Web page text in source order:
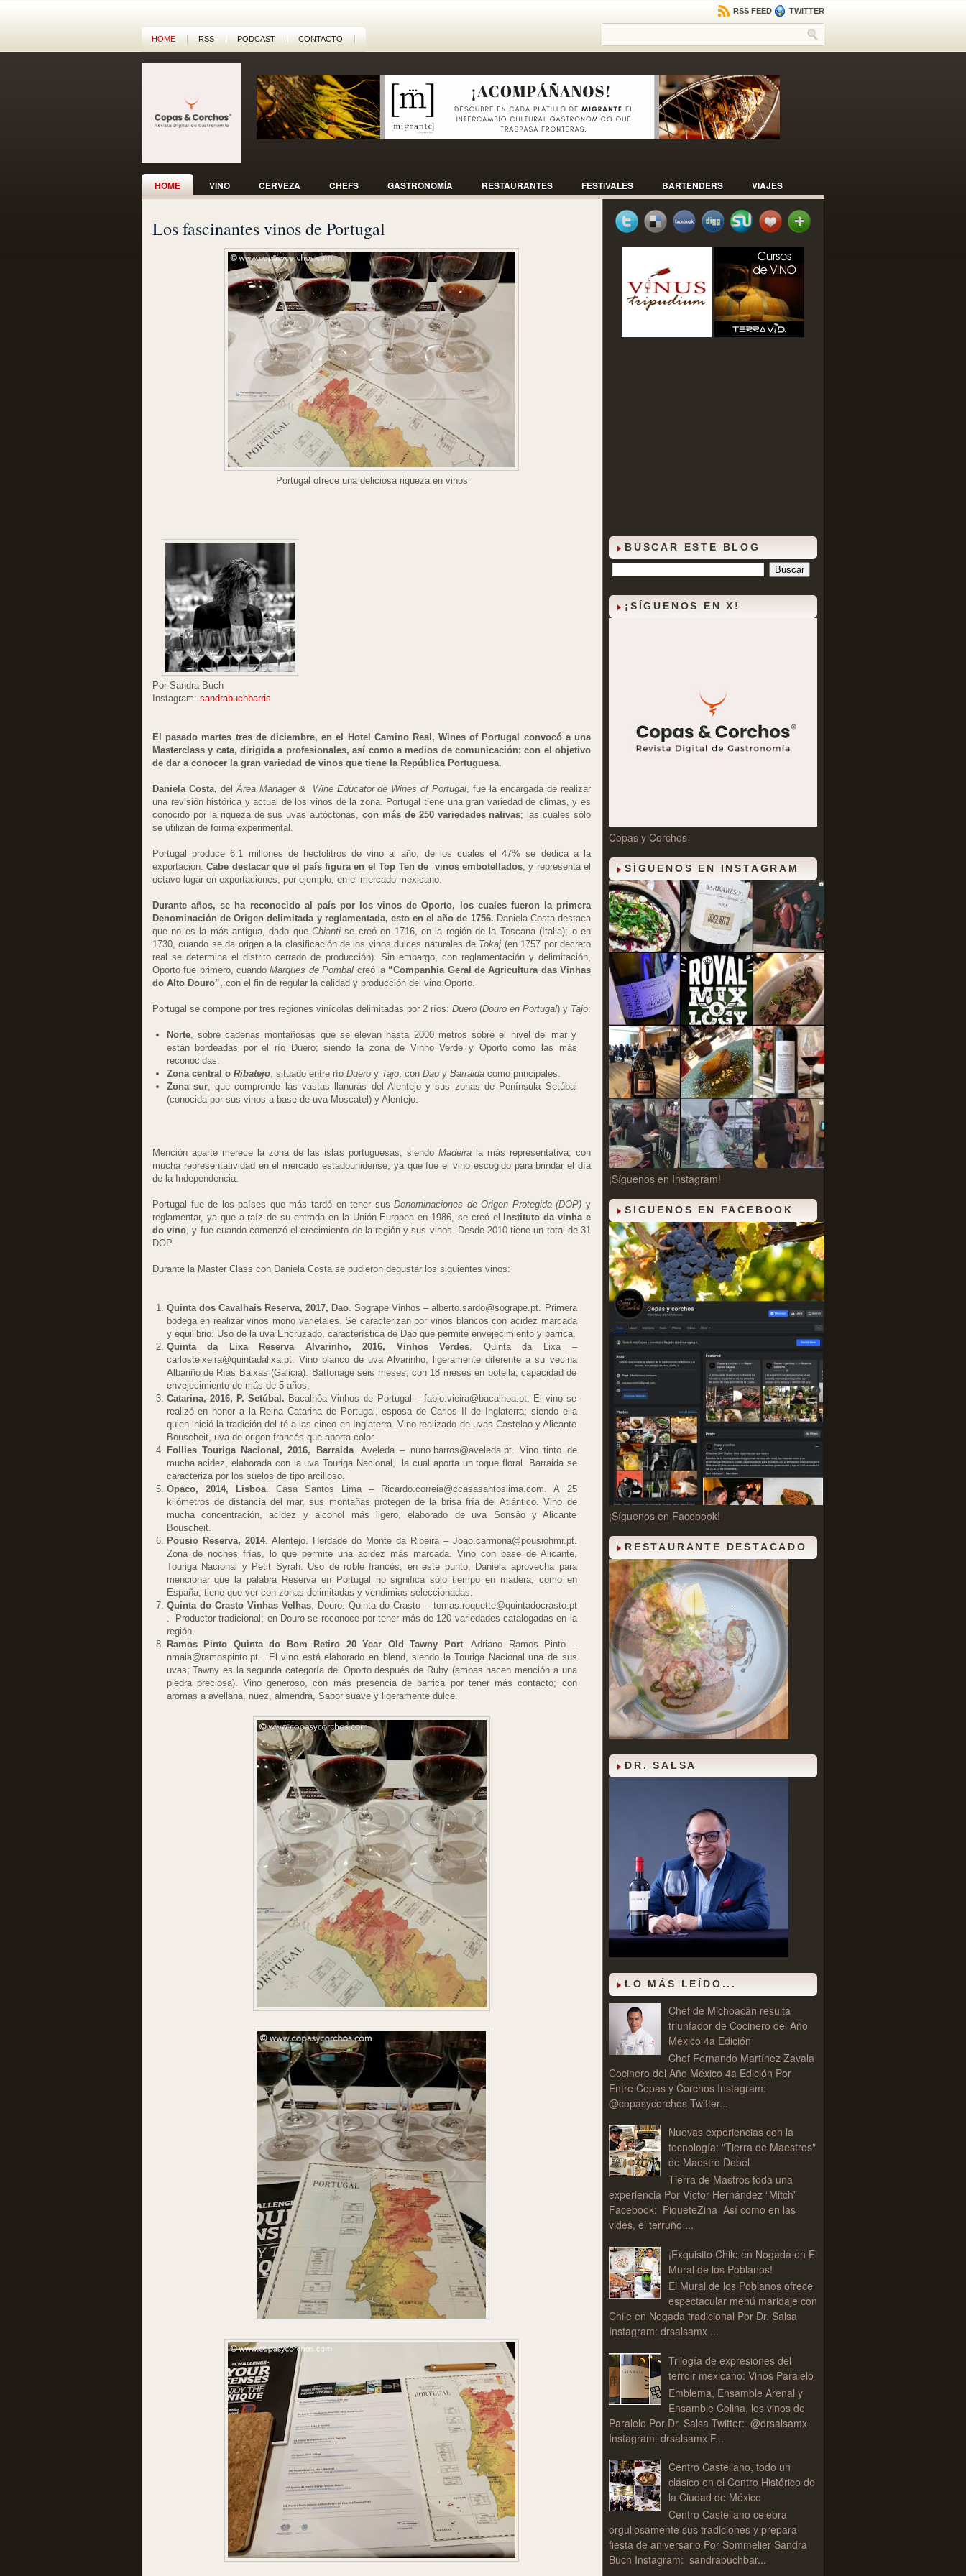
HOME RSS PODCAST CONTACTO
RSS FEED TWITTER
HOME VINO CERVEZA CHEFS GASTRONOMÍA RESTAURANTES FESTIVALES BARTENDERS VIAJES
Los fascinantes vinos de Portugal
Portugal ofrece una deliciosa riqueza en vinos
Por Sandra Buch
Instagram: sandrabuchbarris
El pasado martes tres de diciembre, en el Hotel Camino Real, Wines of Portugal convocó a una
Masterclass y cata, dirigida a profesionales, así como a medios de comunicación; con el objetivo
de dar a conocer la gran variedad de vinos que tiene la República Portuguesa.
Daniela Costa, del Área Manager & Wine Educator de Wines of Portugal, fue la encargada de realizar
una revisión histórica y actual de los vinos de la zona. Portugal tiene una gran variedad de climas, y es
conocido por la riqueza de sus uvas autóctonas, con más de 250 variedades nativas; las cuales sólo
se utilizan de forma experimental.
Portugal produce 6.1 millones de hectolitros de vino al año, de los cuales el 47% se dedica a la
exportación.Cabe destacar que el país figura en el Top Ten de vinos embotellados, y representa el
octavo lugar en exportaciones, por ejemplo, en el mercado mexicano.
Durante años, se ha reconocido al país por los vinos de Oporto, los cuales fueron la primera
Denominación de Origen delimitada y reglamentada, esto en el año de 1756. Daniela Costa destaca
que no es la más antigua, dado queChianti se creó en 1716, en la región de la Toscana (Italia); o en
1730, cuando se da origen a la clasificación de los vinos dulces naturales de Tokaj (en 1757 por decreto
real se determina el distrito cerrado de producción). Sin embargo, con reglamentación y delimitación,
Oporto fue primero, cuandoMarques de Pombal creó la “Companhia Geral de Agricultura das Vinhas
do Alto Douro”, con el fin de regular la calidad y producción del vino Oporto.
Portugal se compone por tres regiones vinícolas delimitadas por 2 ríos: Duero (Douro en Portugal) y Tajo:
Norte, sobre cadenas montañosas que se elevan hasta 2000 metros sobre el nivel del mar y
están bordeadas por el río Duero; siendo la zona de Vinho Verde y Oporto como las más
reconocidas.
Zona central o Ribatejo, situado entre río Dueroy Tajo; con Daoy Barraidacomo principales.
Zona sur, que comprende las vastas llanuras del Alentejo y sus zonas de Península Setúbal
(conocida por sus vinos a base de uva Moscatel) y Alentejo.
Mención aparte merece la zona de las islas portuguesas, siendo Madeirala más representativa; con
mucha representatividad en el mercado estadounidense, ya que fue el vino escogido para brindar el día
de la Independencia.
Portugal fue de los países que más tardó en tener susDenominaciones de Origen Protegida (DOP) y
reglamentar, ya que a raíz de su entrada en la Unión Europea en 1986, se creó el Instituto da vinha e
do vino , y fue cuando comenzó el crecimiento de la región y sus vinos. Desde 2010 tiene un total de 31
DOP.
Durante la Master Class con Daniela Costa se pudieron degustar los siguientes vinos:
Quinta dos Cavalhais Reserva, 2017, Dao . Sogrape Vinhos – alberto.sardo@sogrape.pt. Primera
bodega en realizar vinos mono varietales. Se caracterizan por vinos blancos con acidez marcada
y equilibrio. Uso de la uva Encruzado, característica de Dao que permite envejecimiento y barrica.
Quinta da Lixa Reserva Alvarinho, 2016, Vinhos Verdes . Quinta da Lixa –
carlosteixeira@quintadalixa.pt. Vino blanco de uva Alvarinho, ligeramente diferente a su vecina
Albariño de Rías Baixas (Galicia). Battonage seis meses, con 18 meses en botella; capacidad de
envejecimiento de más de 5 años.
Catarina, 2016, P. Setúbal. Bacalhôa Vinhos de Portugal – fabio.vieira@bacalhoa.pt. El vino se
realizó en honor a la Reina Catarina de Portugal, esposa de Carlos II de Inglaterra; siendo ella
quien inició la tradición del té a las cinco en Inglaterra. Vino realizado de uvas Castelao y Alicante
Bouscheit, uva de origen francés que aporta color.
Follies Touriga Nacional, 2016, Barraida. Aveleda – nuno.barros@aveleda.pt. Vino tinto de
mucha acidez, elaborada con la uva Touriga Nacional, la cual aporta un toque floral. Barraida se
caracteriza por los suelos de tipo arcilloso.
Opaco, 2014, Lisboa. Casa Santos Lima – Ricardo.correia@ccasasantoslima.com. A 25
kilómetros de distancia del mar, sus montañas protegen de la brisa fría del Atlántico. Vino de
mucha concentración, acidez y alcohol más ligero, elaborado de uva Sonsâo y Alicante
Bouscheit.
Pousio Reserva, 2014. Alentejo. Herdade do Monte da Ribeira – Joao.carmona@pousiohmr.pt.
Zona de noches frías, lo que permite una acidez más marcada. Vino con base de Alicante,
Touriga Nacional y Petit Syrah. Uso de roble francés; en este punto, Daniela aprovecha para
mencionar que la palabra Reserva en Portugal no significa sólo tiempo en madera, como en
España, tiene que ver con zonas delimitadas y vendimias seleccionadas.
Quinta do Crasto Vinhas Velhas, Douro. Quinta do Crasto –tomas.roquette@quintadocrasto.pt
. Productor tradicional; en Douro se reconoce por tener más de 120 variedades catalogadas en la
región.
Ramos Pinto Quinta do Bom Retiro 20 Year Old Tawny Port. Adriano Ramos Pinto –
nmaia@ramospinto.pt. El vino está elaborado en blend, siendo la Touriga Nacional una de sus
uvas; Tawny es la segunda categoría del Oporto después de Ruby (ambas hacen mención a una
piedra preciosa). Vino generoso, con más presencia de barrica por tener más contacto; con
aromas a avellana, nuez, almendra, Sabor suave y ligeramente dulce.
BUSCAR ESTE BLOG
¡SÍGUENOS EN X!
Copas y Corchos
SÍGUENOS EN INSTAGRAM
¡Síguenos en Instagram!
SIGUENOS EN FACEBOOK
¡Síguenos en Facebook!
RESTAURANTE DESTACADO
DR. SALSA
LO MÁS LEÍDO...
Chef de Michoacán resulta
triunfador de Cocinero del Año
México 4a Edición
Chef Fernando Martínez Zavala
Cocinero del Año México 4a Edición Por
Entre Copas y Corchos Instagram:
@copasycorchos Twitter...
Nuevas experiencias con la
tecnología: "Tierra de Maestros"
de Maestro Dobel
Tierra de Mastros toda una
experiencia Por Víctor Hernández “Mitch”
Facebook: PiqueteZina Así como en las
vides, el terruño ...
¡Exquisito Chile en Nogada en El
Mural de los Poblanos!
El Mural de los Poblanos ofrece
espectacular menú maridaje con
Chile en Nogada tradicional Por Dr. Salsa
Instagram: drsalsamx ...
Trilogía de expresiones del
terroir mexicano: Vinos Paralelo
Emblema, Ensamble Arenal y
Ensamble Colina, los vinos de
Paralelo Por Dr. Salsa Twitter: @drsalsamx
Instagram: drsalsamx F...
Centro Castellano, todo un
clásico en el Centro Histórico de
la Ciudad de México
Centro Castellano celebra
orgullosamente sus tradiciones y prepara
fiesta de aniversario Por Sommelier Sandra
Buch Instagram: sandrabuchbar...